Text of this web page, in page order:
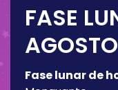
FASE
Fase lunar de